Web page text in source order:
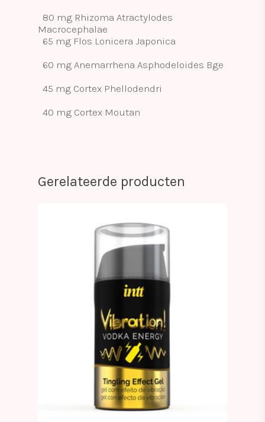
80 mg Rhizoma Atractylodes
Macrocephalae
65 mg Flos Lonicera Japonica
60 mg Anemarrhena Asphodeloides Bge
45 mg Cortex Phellodendri
40 mg Cortex Moutan
Gerelateerde producten